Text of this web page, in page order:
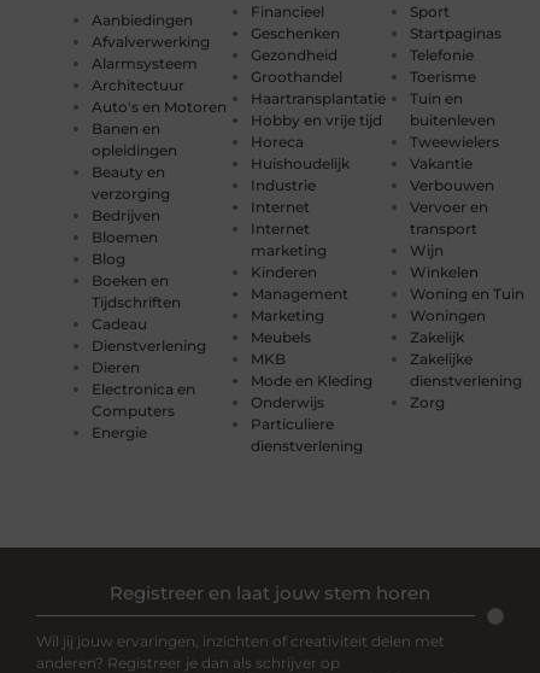
Aanbiedingen
Afvalverwerking
Alarmsysteem
Architectuur
Auto's en Motoren
Banen en
opleidingen
Beauty en
verzorging
Bedrijven
Bloemen
Blog
Boeken en
Tijdschriften
Cadeau
Dienstverlening
Dieren
Electronica en
Computers
Energie
Financieel
Geschenken
Gezondheid
Groothandel
Haartransplantatie
Hobby en vrije tijd
Horeca
Huishoudelijk
Industrie
Internet
Internet
marketing
Kinderen
Management
Marketing
Meubels
MKB
Mode en Kleding
Onderwijs
Particuliere
dienstverlening
Sport
Startpaginas
Telefonie
Toerisme
Tuin en
buitenleven
Tweewielers
Vakantie
Verbouwen
Vervoer en
transport
Wijn
Winkelen
Woning en Tuin
Woningen
Zakelijk
Zakelijke
dienstverlening
Zorg
Registreer en laat jouw stem horen
Wil jij jouw ervaringen, inzichten of creativiteit delen met
anderen? Registreer je dan als schrijver op